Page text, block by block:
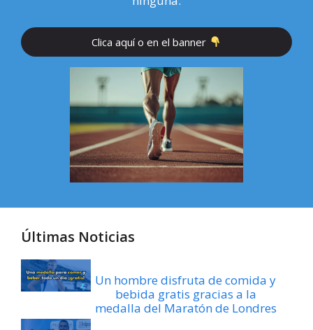
Clica aquí o en el banner
Últimas Noticias
Un hombre disfruta de comida y
bebida gratis gracias a la
medalla del Maratón de Londres